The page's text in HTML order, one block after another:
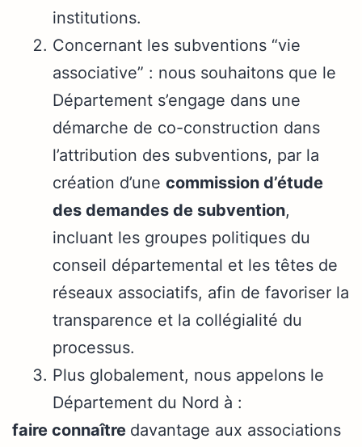
institutions.
Concernant les subventions “vie
associative” : nous souhaitons que le
Département s’engage dans une
démarche de co-construction dans
l’attribution des subventions, par la
création d’une commission d’étude
des demandes de subvention,
incluant les groupes politiques du
conseil départemental et les têtes de
réseaux associatifs, afin de favoriser la
transparence et la collégialité du
processus.
Plus globalement, nous appelons le
Département du Nord à :
faire connaître davantage aux associations